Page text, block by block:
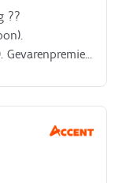
??
Gevarenpremie